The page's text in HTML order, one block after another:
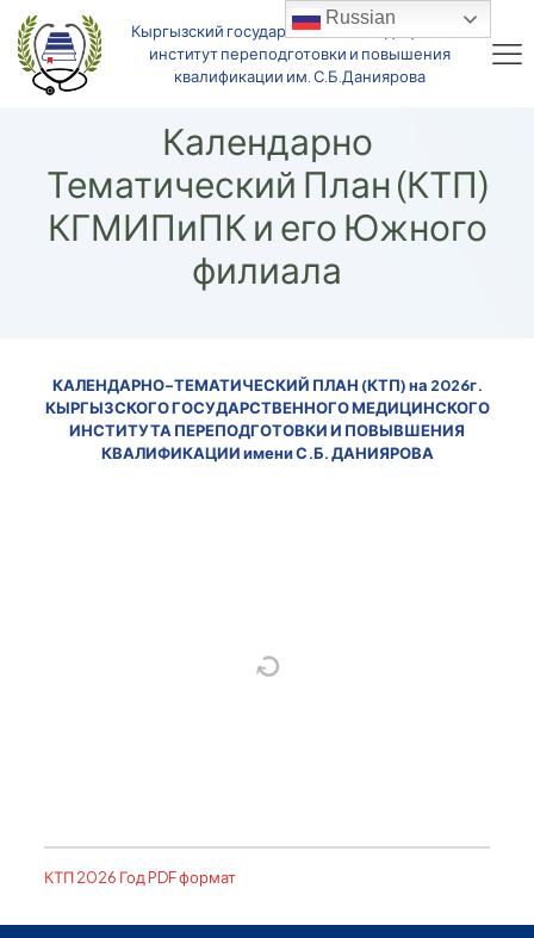
Кыргызский государственный медицинский
институт переподготовки и повышения
квалификации им. С.Б.Даниярова
Календарно
Тематический План (КТП)
КГМИПиПК и его Южного
филиала
КАЛЕНДАРНО-ТЕМАТИЧЕСКИЙ ПЛАН (КТП) на 2026г.
КЫРГЫЗСКОГО ГОСУДАРСТВЕННОГО МЕДИЦИНСКОГО
ИНСТИТУТА ПЕРЕПОДГОТОВКИ И ПОВЫВШЕНИЯ
КВАЛИФИКАЦИИ имени С.Б. ДАНИЯРОВА
КТП 2026 Год PDF формат
Russian